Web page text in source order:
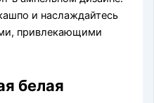
и наслаждайтесь
привлекающими
белая